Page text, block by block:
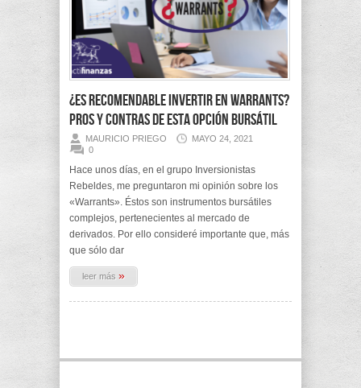
¿Es recomendable invertir en Warrants?
Pros y contras de esta opción bursátil
MAURICIO PRIEGO
MAYO 24, 2021
0
Hace unos días, en el grupo Inversionistas
Rebeldes, me preguntaron mi opinión sobre los
«Warrants». Éstos son instrumentos bursátiles
complejos, pertenecientes al mercado de
derivados. Por ello consideré importante que, más
que sólo dar
leer más »